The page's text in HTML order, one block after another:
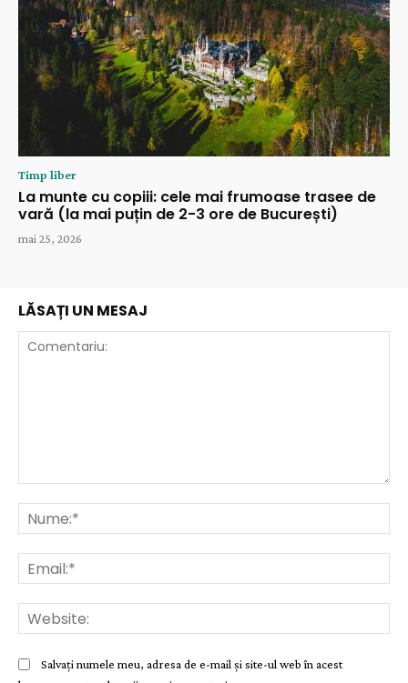
Timp liber
La munte cu copiii: cele mai frumoase trasee de
vară (la mai puțin de 2-3 ore de București)
mai 25, 2026
LĂSAȚI UN MESAJ
Salvați numele meu, adresa de e-mail și site-ul web în acest